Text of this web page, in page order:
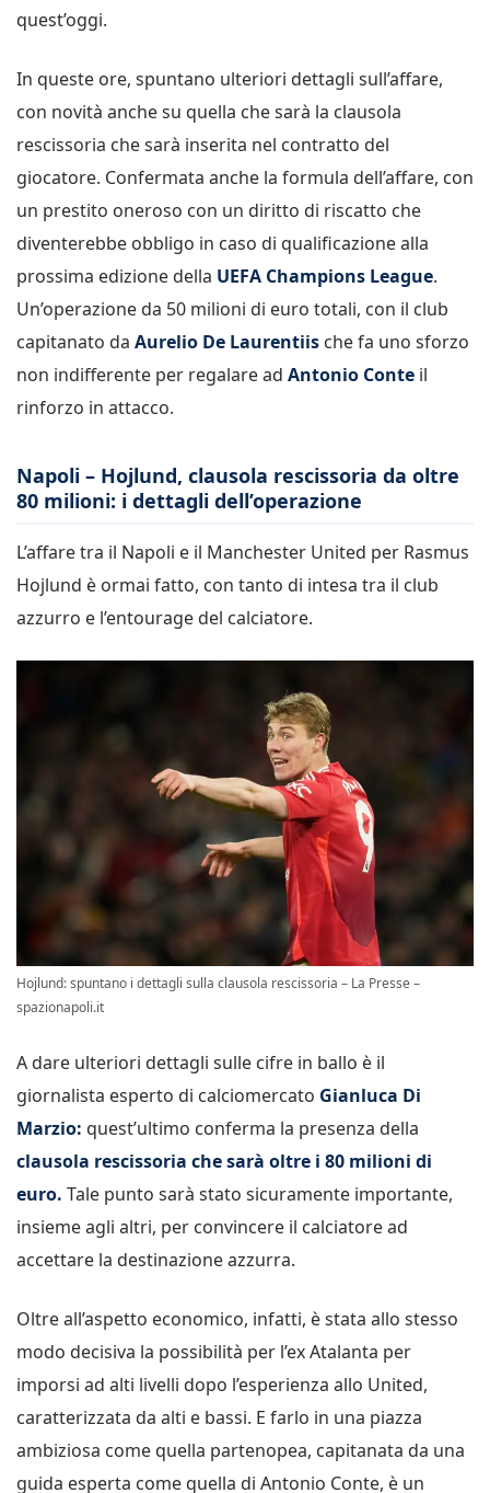
quest’oggi.
In queste ore, spuntano ulteriori dettagli sull’affare,
con novità anche su quella che sarà la clausola
rescissoria che sarà inserita nel contratto del
giocatore. Confermata anche la formula dell’affare, con
un prestito oneroso con un diritto di riscatto che
diventerebbe obbligo in caso di qualificazione alla
prossima edizione della UEFA Champions League.
Un’operazione da 50 milioni di euro totali, con il club
capitanato da Aurelio De Laurentiis che fa uno sforzo
non indifferente per regalare ad Antonio Conte il
rinforzo in attacco.
Napoli – Hojlund, clausola rescissoria da oltre
80 milioni: i dettagli dell’operazione
L’affare tra il Napoli e il Manchester United per Rasmus
Hojlund è ormai fatto, con tanto di intesa tra il club
azzurro e l’entourage del calciatore.
Hojlund: spuntano i dettagli sulla clausola rescissoria – La Presse –
spazionapoli.it
A dare ulteriori dettagli sulle cifre in ballo è il
giornalista esperto di calciomercato Gianluca Di
Marzio: quest’ultimo conferma la presenza della
clausola rescissoria che sarà oltre i 80 milioni di
euro. Tale punto sarà stato sicuramente importante,
insieme agli altri, per convincere il calciatore ad
accettare la destinazione azzurra.
Oltre all’aspetto economico, infatti, è stata allo stesso
modo decisiva la possibilità per l’ex Atalanta per
imporsi ad alti livelli dopo l’esperienza allo United,
caratterizzata da alti e bassi. E farlo in una piazza
ambiziosa come quella partenopea, capitanata da una
guida esperta come quella di Antonio Conte, è un